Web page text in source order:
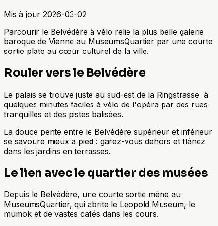
Mis à jour 2026-03-02
Parcourir le Belvédère à vélo relie la plus belle galerie
baroque de Vienne au MuseumsQuartier par une courte
sortie plate au cœur culturel de la ville.
Rouler vers le Belvédère
Le palais se trouve juste au sud-est de la Ringstrasse, à
quelques minutes faciles à vélo de l'opéra par des rues
tranquilles et des pistes balisées.
La douce pente entre le Belvédère supérieur et inférieur
se savoure mieux à pied : garez-vous dehors et flânez
dans les jardins en terrasses.
Le lien avec le quartier des musées
Depuis le Belvédère, une courte sortie mène au
MuseumsQuartier, qui abrite le Leopold Museum, le
mumok et de vastes cafés dans les cours.